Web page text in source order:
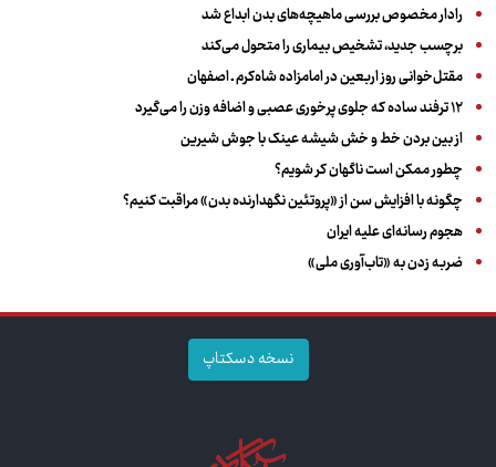
رادار مخصوص بررسی ماهیچه‌های بدن ابداع شد
برچسب جدید، تشخیص بیماری را متحول می‌کند
مقتل‌خوانی روز اربعین در امامزاده شاه‌کرم ـ اصفهان
۱۲ ترفند ساده که جلوی پرخوری عصبی و اضافه ‌وزن را می‌گیرد
از بین بردن خط و خش شیشه عینک با جوش شیرین
چطور ممکن است ناگهان کر شویم؟
چگونه با افزایش سن از «پروتئین نگهدارنده بدن» مراقبت کنیم؟
هجوم رسانه‌ای علیه ایران
ضربه زدن به «تاب‌آوری ملی»
نسخه دسکتاپ